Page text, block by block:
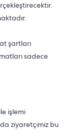
şartları
sadece
işlemi
ziyaretçimiz bu